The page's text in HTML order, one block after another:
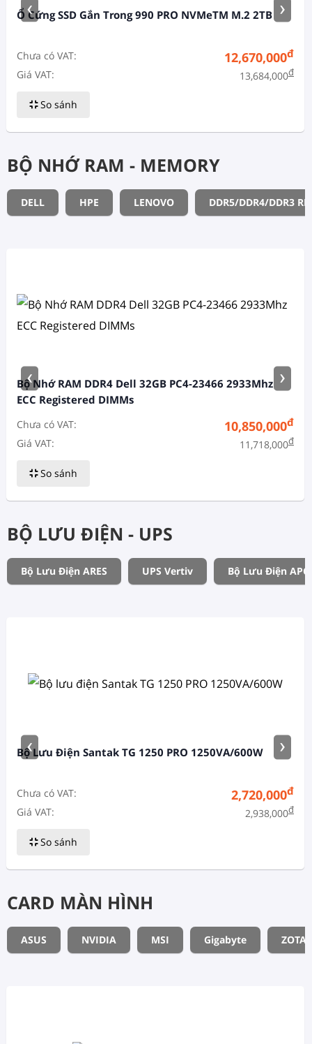
Ổ Cứng SSD Gắn Trong 990 PRO NVMeTM M.2 2TB
Chưa có VAT: 12,670,000đ
Giá VAT: 13,684,000đ
So sánh
‹ ›
BỘ NHỚ RAM - MEMORY
DELL HPE LENOVO DDR5/DDR4/DDR3
Bộ Nhớ RAM DDR4 Dell 32GB PC4-23466 2933Mhz
ECC Registered DIMMs
Chưa có VAT: 10,850,000đ
Giá VAT: 11,718,000đ
So sánh
‹ ›
BỘ LƯU ĐIỆN - UPS
Bộ Lưu Điện ARES UPS Vertiv Bộ Lưu Điện APC
Bộ Lưu Điện Santak TG 1250 PRO 1250VA/600W
Chưa có VAT: 2,720,000đ
Giá VAT: 2,938,000đ
So sánh
‹ ›
CARD MÀN HÌNH
ASUS NVIDIA MSI Gigabyte ZOTAC